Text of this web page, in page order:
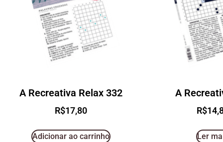
A Recreativa Relax 332
R$17,80
Adicionar ao carrinho
A
R$
Ler